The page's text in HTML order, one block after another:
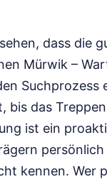
dass die
Mürwik –
das
ist ein
kennen. Wer